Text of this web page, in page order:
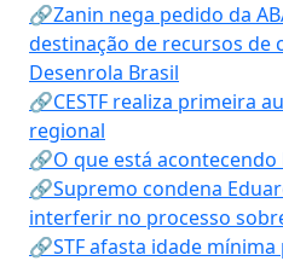
🔗Zanin nega pedido da
destinação de recursos de
Desenrola Brasil
🔗CESTF realiza primeira
regional
🔗O que está acontecendo
🔗Supremo condena
interferir no processo
🔗STF afasta idade